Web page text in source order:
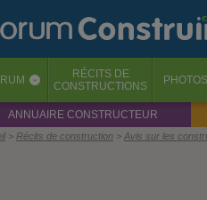
‹ RÉCITS DE
CONSTRUCTIONS
PHOTOS
ANNUAIRE CONSTRUCTEUR
Récits de construction Avis sur les